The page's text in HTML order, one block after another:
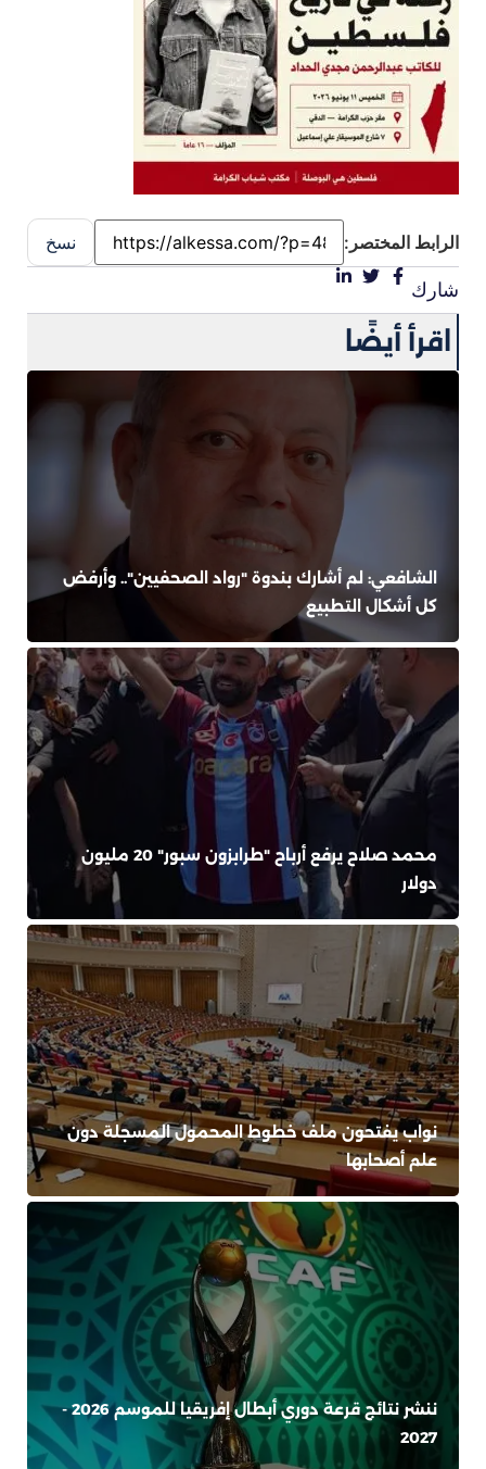
الرابط المختصر: نسخ
شارك
اقرأ أيضًا
الشافعي: لم أشارك بندوة "رواد الصحفيين".. وأرفض
كل أشكال التطبيع
محمد صلاح يرفع أرباح "طرابزون سبور" 20 مليون
دولار
نواب يفتحون ملف خطوط المحمول المسجلة دون
علم أصحابها
ننشر نتائج قرعة دوري أبطال إفريقيا للموسم 2026 -
2027